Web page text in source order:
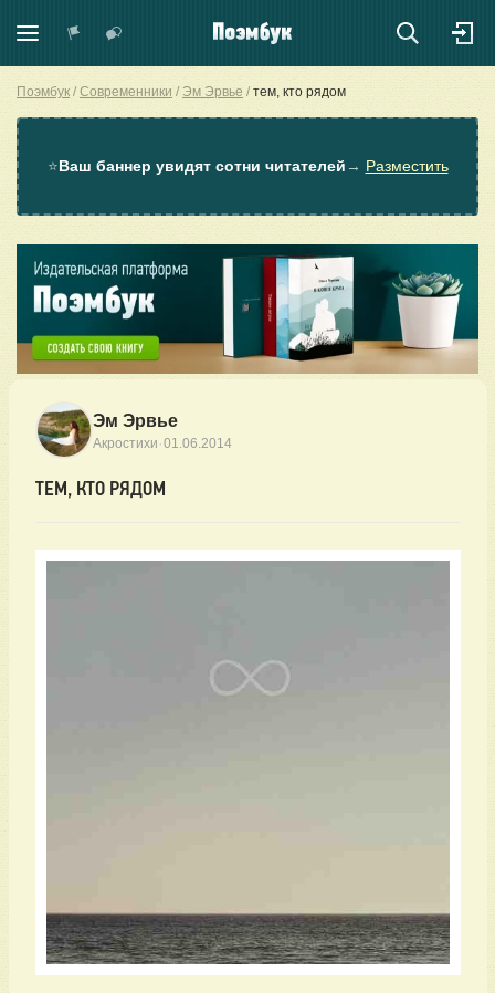
Поэмбук Современники Эм Эрвье тем, кто рядом
⭐Ваш баннер увидят сотни читателей → Разместить
Эм Эрвье
Акростихи ·01.06.2014
ТЕМ, КТО РЯДОМ